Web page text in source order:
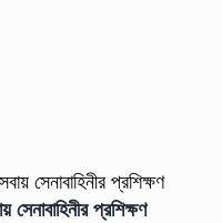
সেনাবাহিনীর প্রশিক্ষণ